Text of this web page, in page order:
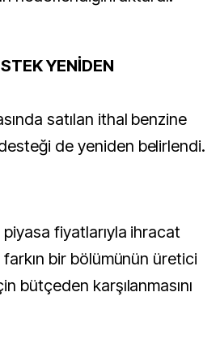
YENİDEN
satılan ithal benzine
de yeniden belirlendi.
fiyatlarıyla ihracat
farkın bir bölümünün üretici
bütçeden karşılanmasını